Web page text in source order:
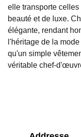
elle transporte
beauté et de luxe.
élégante, rendant
l'héritage de la
qu'un simple
véritable chef-